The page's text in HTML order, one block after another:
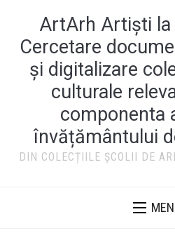
ArtArh Artiști
Cercetare
și digitalizare
culturale
componenta
învățământului
DIN COLECȚIILE ȘCOLII DE